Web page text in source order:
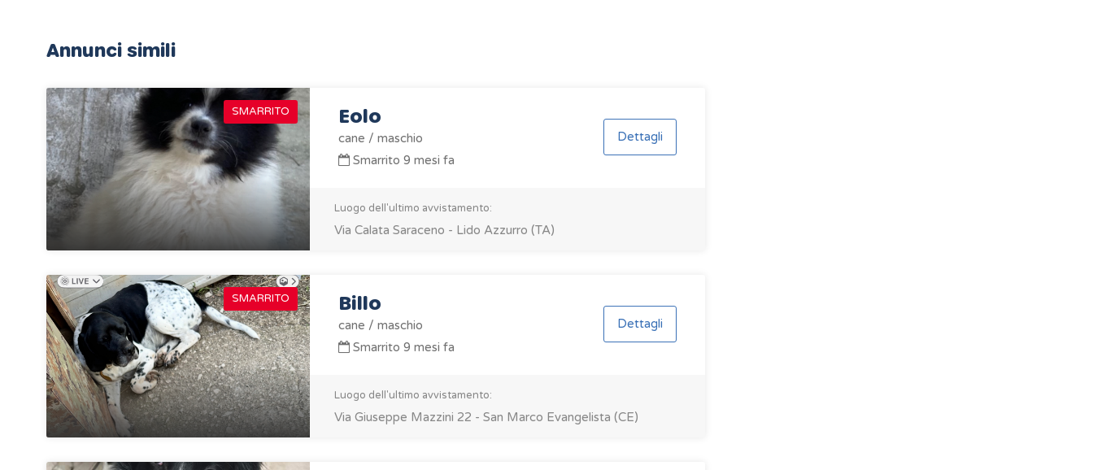
Annunci simili
SMARRITO Eolo
cane / maschio
Smarrito 9 mesi fa
Dettagli
Luogo dell'ultimo avvistamento:
Via Calata Saraceno - Lido Azzurro (TA)
SMARRITO Billo
cane / maschio
Smarrito 9 mesi fa
Dettagli
Luogo dell'ultimo avvistamento:
Via Giuseppe Mazzini 22 - San Marco Evangelista (CE)